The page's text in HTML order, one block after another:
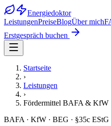
Energiedoktor
LeistungenPreiseBlogÜber mich
Erstgespräch buchen
Startseite
›
Leistungen
›
Fördermittel BAFA & KfW
BAFA · KfW · BEG · §35c EStG